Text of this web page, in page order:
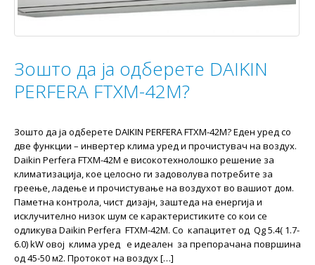
Зошто да ја одберете DAIKIN
PERFERA FTXM-42M?
Зошто да ја одберете DAIKIN PERFERA FTXM-42M? Еден уред со
две функции – инвертер клима уред и прочистувач на воздух.
Daikin Perfera FTXM-42M е високотехнолошко решение за
климатизација, кое целосно ги задоволува потребите за
греење, ладење и прочистување на воздухот во вашиот дом.
Паметна контрола, чист дизајн, заштеда на енергија и
исклучително низок шум се карактеристиките со кои се
одликува Daikin Perfera FTXM-42M. Со капацитет од Qg 5.4( 1.7-
6.0) kW овој клима уред е идеален за препорачана површина
од 45-50 м2. Протокот на воздух […]